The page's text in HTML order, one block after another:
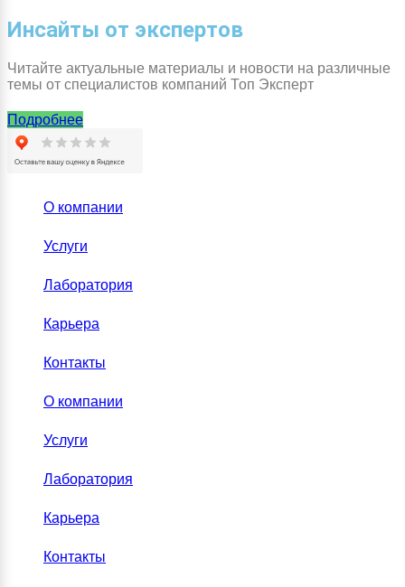
Инсайты от экспертов
Читайте актуальные материалы и новости на различные
темы от специалистов компаний Топ Эксперт
Подробнее
О компании
Услуги
Лаборатория
Карьера
Контакты
О компании
Услуги
Лаборатория
Карьера
Контакты